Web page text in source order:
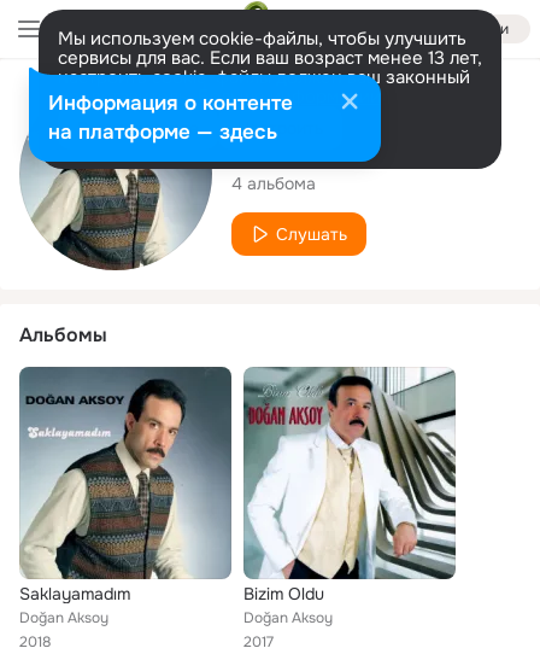
Войти
Мы используем cookie-файлы, чтобы улучшить
сервисы для вас. Если ваш возраст менее 13 лет,
настроить cookie-файлы должен ваш законный
представитель. Больше информации
Разрешить все Настроить
Исполнитель
Doğan Aksoy
4 альбома
Слушать
Альбомы
Saklayamadım
Doğan Aksoy
2018
Bizim Oldu
Doğan Aksoy
2017
Информация о контенте
на платформе — здесь